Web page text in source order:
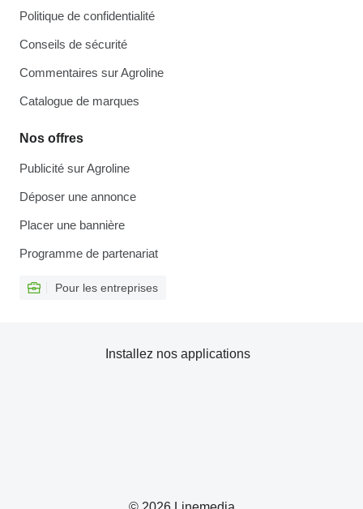
Politique de confidentialité
Conseils de sécurité
Commentaires sur Agroline
Catalogue de marques
Nos offres
Publicité sur Agroline
Déposer une annonce
Placer une bannière
Programme de partenariat
Pour les entreprises
Installez nos applications